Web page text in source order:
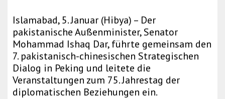
Islamabad, 5. Januar (Hibya) – Der
pakistanische Außenminister, Senator
Mohammad Ishaq Dar, führte gemeinsam den
7. pakistanisch-chinesischen Strategischen
Dialog in Peking und leitete die
Veranstaltungen zum 75. Jahrestag der
diplomatischen Beziehungen ein.